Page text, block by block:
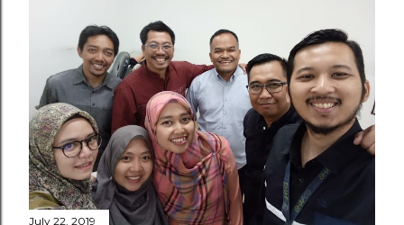
July 22, 2019